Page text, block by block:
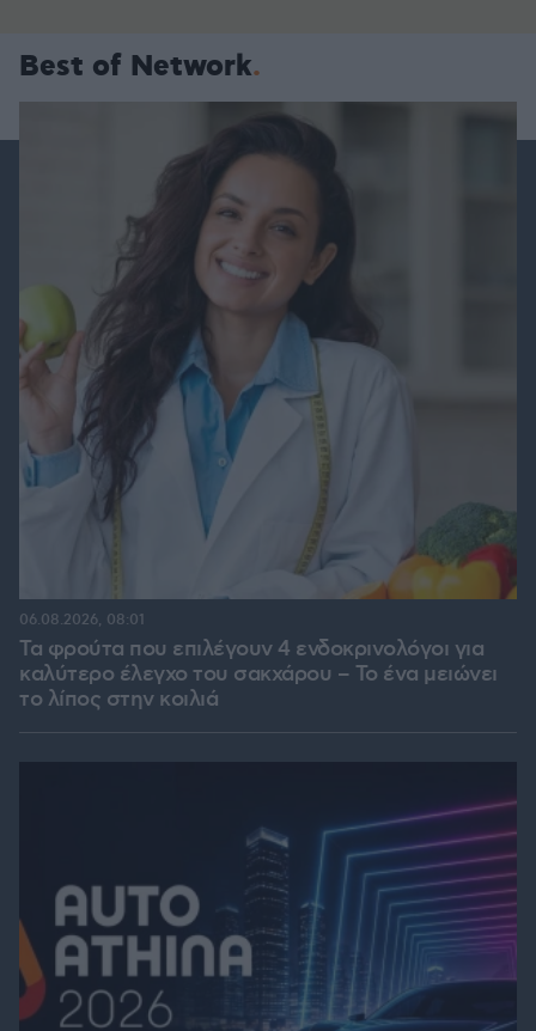
Best of Network
Τα φρούτα που επιλέγουν 4 ενδοκρινολόγοι για
καλύτερο έλεγχο του σακχάρου – Το ένα μειώνει
το λίπος στην κοιλιά
06.08.2026, 08:01